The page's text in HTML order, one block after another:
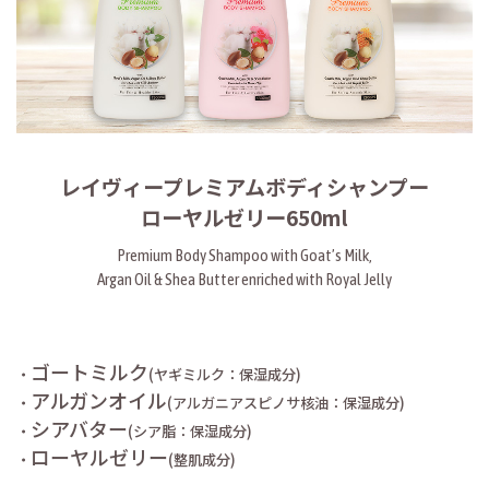
レイヴィープレミアムボディシャンプー
ローヤルゼリー650ml
Premium Body Shampoo with Goat’s Milk,
Argan Oil & Shea Butter enriched with Royal Jelly
・ ゴートミルク(ヤギミルク：保湿成分)
・ アルガンオイル(アルガニアスピノサ核油：保湿成分)
・ シアバター(シア脂：保湿成分)
・ ローヤルゼリー(整肌成分)